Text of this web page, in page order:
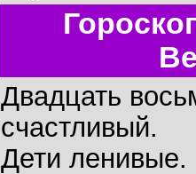
Двадцать
счастливый.
Дети ленивые.